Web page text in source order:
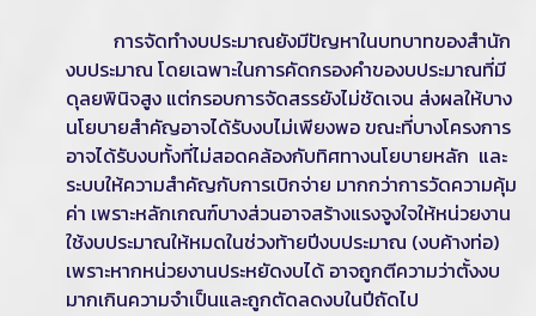
การจัดทำงบประมาณยังมีปัญหาในบทบาทของสำนัก
งบประมาณ โดยเฉพาะในการคัดกรองคำของบประมาณที่มี
ดุลยพินิจสูง แต่กรอบการจัดสรรยังไม่ชัดเจน ส่งผลให้บาง
นโยบายสำคัญอาจได้รับงบไม่เพียงพอ ขณะที่บางโครงการ
อาจได้รับงบทั้งที่ไม่สอดคล้องกับทิศทางนโยบายหลัก และ
ระบบให้ความสำคัญกับการเบิกจ่าย มากกว่าการวัดความคุ้ม
ค่า เพราะหลักเกณฑ์บางส่วนอาจสร้างแรงจูงใจให้หน่วยงาน
ใช้งบประมาณให้หมดในช่วงท้ายปีงบประมาณ (งบค้างท่อ)
เพราะหากหน่วยงานประหยัดงบได้ อาจถูกตีความว่าตั้งงบ
มากเกินความจำเป็นและถูกตัดลดงบในปีถัดไป